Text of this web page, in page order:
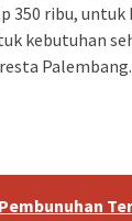
350 ribu, untuk
kebutuhan
Palembang.